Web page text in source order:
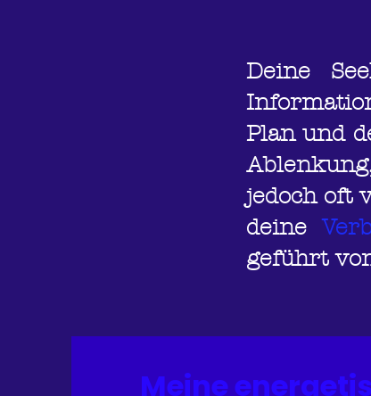
Deine
Plan und
jedoch oft
deine
geführt
Meine